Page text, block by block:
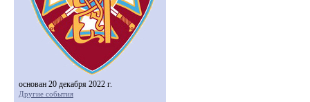
основан 20 декабря 2022 г.
Другие события